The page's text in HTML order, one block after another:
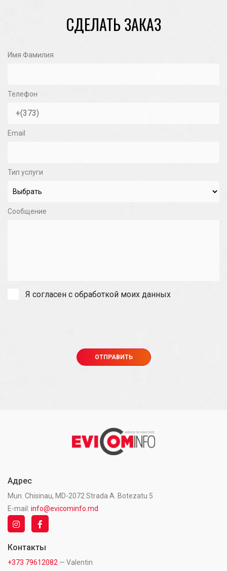
СДЕЛАТЬ ЗАКАЗ
Имя Фамилия
Телефон
Email
Тип услуги
Сообщение
Я согласен с обработкой моих данных
Адрес
Mun. Chisinau, MD-2072 Strada A. Botezatu 5
E-mail: info@evicominfo.md
Контакты
+373 79612082 — Valentin